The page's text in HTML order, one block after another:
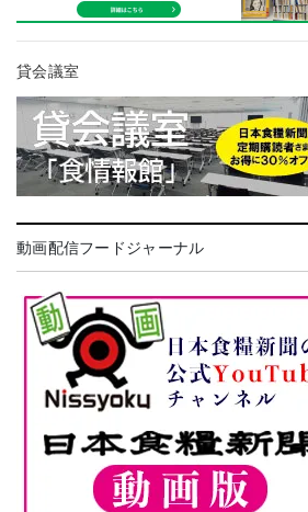
貸会議室
動画配信フードジャーナル